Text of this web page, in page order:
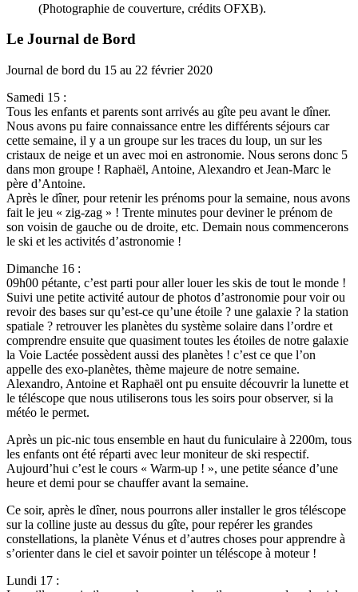
(Photographie de couverture, crédits OFXB).
Le Journal de Bord
Journal de bord du 15 au 22 février 2020
Samedi 15 :
Tous les enfants et parents sont arrivés au gîte peu avant le dîner.
Nous avons pu faire connaissance entre les différents séjours car
cette semaine, il y a un groupe sur les traces du loup, un sur les
cristaux de neige et un avec moi en astronomie. Nous serons donc 5
dans mon groupe ! Raphaël, Antoine, Alexandro et Jean-Marc le
père d’Antoine.
Après le dîner, pour retenir les prénoms pour la semaine, nous avons
fait le jeu « zig-zag » ! Trente minutes pour deviner le prénom de
son voisin de gauche ou de droite, etc. Demain nous commencerons
le ski et les activités d’astronomie !
Dimanche 16 :
09h00 pétante, c’est parti pour aller louer les skis de tout le monde !
Suivi une petite activité autour de photos d’astronomie pour voir ou
revoir des bases sur qu’est-ce qu’une étoile ? une galaxie ? la station
spatiale ? retrouver les planètes du système solaire dans l’ordre et
comprendre ensuite que quasiment toutes les étoiles de notre galaxie
la Voie Lactée possèdent aussi des planètes ! c’est ce que l’on
appelle des exo-planètes, thème majeure de notre semaine.
Alexandro, Antoine et Raphaël ont pu ensuite découvrir la lunette et
le téléscope que nous utiliserons tous les soirs pour observer, si la
météo le permet.
Après un pic-nic tous ensemble en haut du funiculaire à 2200m, tous
les enfants ont été réparti avec leur moniteur de ski respectif.
Aujourd’hui c’est le cours « Warm-up ! », une petite séance d’une
heure et demi pour se chauffer avant la semaine.
Ce soir, après le dîner, nous pourrons aller installer le gros téléscope
sur la colline juste au dessus du gîte, pour repérer les grandes
constellations, la planète Vénus et d’autres choses pour apprendre à
s’orienter dans le ciel et savoir pointer un téléscope à moteur !
Lundi 17 :